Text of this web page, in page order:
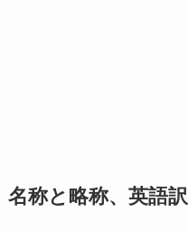
名称と略称、英語訳